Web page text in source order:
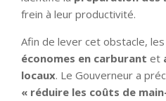
frein à leur productivité.
Afin de lever cet obstacle,
économes en carburant et
locaux. Le Gouverneur a
« réduire les coûts de